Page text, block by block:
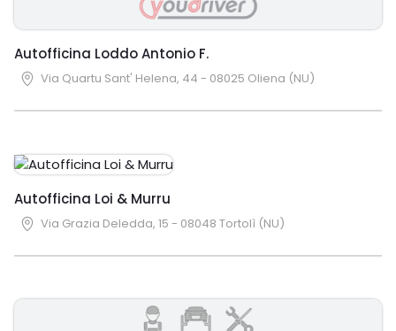
Autofficina Loddo Antonio F.
Via Quartu Sant' Helena, 44 - 08025 Oliena (NU)
Autofficina Loi & Murru
Via Grazia Deledda, 15 - 08048 Tortolì (NU)